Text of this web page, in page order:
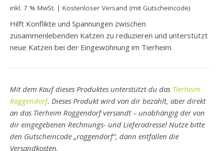
inkl. 7 % MwSt. | Kostenloser Versand (mit Gutscheincode)
Hilft Konflikte und Spannungen zwischen
zusammenlebenden Katzen zu reduzieren und unterstützt
neue Katzen bei der Eingewöhnung im Tierheim.
Mit dem Kauf dieses Produktes unterstützt du das Tierheim
Roggendorf. Dieses Produkt wird von dir bezahlt, aber direkt
an das Tierheim Roggendorf versandt – unabhängig der von
dir eingegebenen Rechnungs- und Lieferadresse! Nutze bitte
den Gutscheincode „roggendorf“, dann entfallen die
Versandkosten.